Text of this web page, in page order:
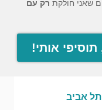
שאני חולקת רק עם
תוסיפי אותי!
תל אביב